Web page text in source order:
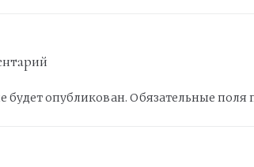
будет опубликован. Обязательные поля